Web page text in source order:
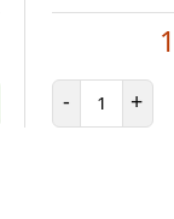
- Počet
+